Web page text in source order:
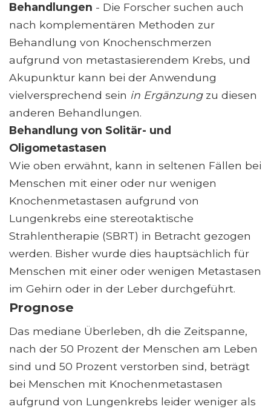
Behandlungen - Die Forscher suchen auch
nach komplementären Methoden zur
Behandlung von Knochenschmerzen
aufgrund von metastasierendem Krebs, und
Akupunktur kann bei der Anwendung
vielversprechend sein in Ergänzungzu diesen
anderen Behandlungen.
Behandlung von Solitär- und
Oligometastasen
Wie oben erwähnt, kann in seltenen Fällen bei
Menschen mit einer oder nur wenigen
Knochenmetastasen aufgrund von
Lungenkrebs eine stereotaktische
Strahlentherapie (SBRT) in Betracht gezogen
werden. Bisher wurde dies hauptsächlich für
Menschen mit einer oder wenigen Metastasen
im Gehirn oder in der Leber durchgeführt.
Prognose
Das mediane Überleben, dh die Zeitspanne,
nach der 50 Prozent der Menschen am Leben
sind und 50 Prozent verstorben sind, beträgt
bei Menschen mit Knochenmetastasen
aufgrund von Lungenkrebs leider weniger als